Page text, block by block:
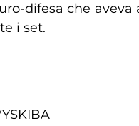
difesa che
i set.